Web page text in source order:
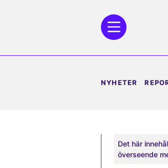
NYHETER
Det här
överseende